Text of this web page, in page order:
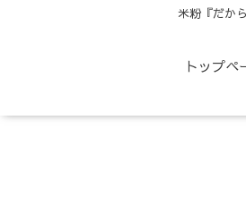
米粉『だか
トップペ